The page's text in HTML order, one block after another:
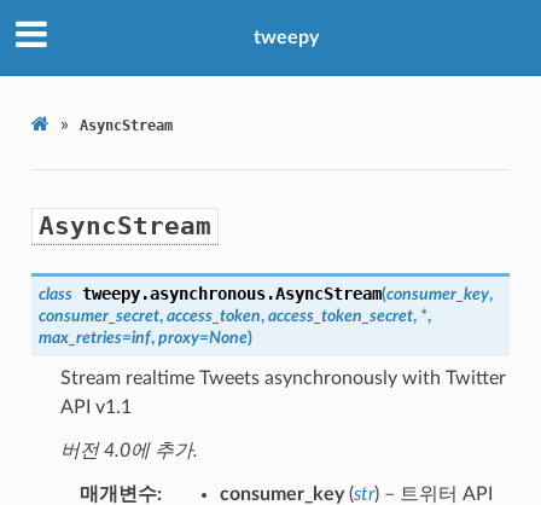
tweepy
» AsyncStream
AsyncStream
class tweepy.asynchronous.AsyncStream(consumer_key,
consumer_secret, access_token, access_token_secret, *,
max_retries=inf, proxy=None)
Stream realtime Tweets asynchronously with Twitter
API v1.1
버전 4.0에 추가.
매개변수 consumer_key(str) – 트위터 API